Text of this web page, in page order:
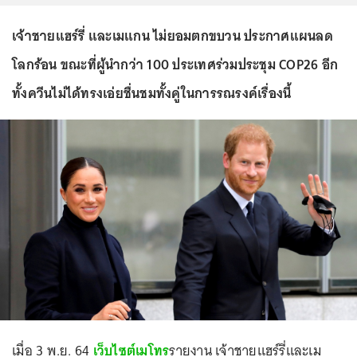
เจ้าชายแฮร์รี่ และเมแกน ไม่ยอมตกขบวน ประกาศแผนลด
โลกร้อน ขณะที่ผู้นำกว่า 100 ประเทศร่วมประชุม COP26 อีก
ทั้งควีนไม่ได้ทรงเอ่ยชื่นชมทั้งคู่ในการรณรงค์เรื่องนี้
เมื่อ 3 พ.ย. 64 เว็บไซต์เมโทรรายงาน เจ้าชายแฮร์รี่และเม